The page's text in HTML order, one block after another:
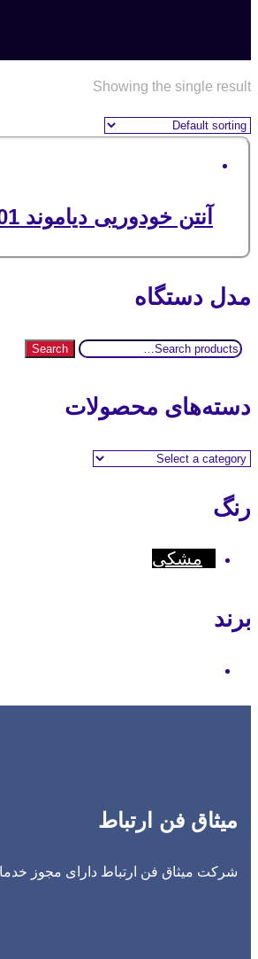
Showing the single result
آنتن خودوریی دیاموند MC101
مدل دستگاه
Search
Search
دسته‌های محصولات
رنگ
مشکی
برند
میثاق فن ارتباط
شرکت میثاق فن ارتباط دارای مجوز